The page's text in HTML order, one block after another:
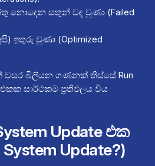
නොදෙන සතුන් වඳ වුණා (Failed
ඉතුරු වුණා (Optimized
බිලියන ගණනක් තිස්සේ Run
සාර්ථකම ප්‍රතිඵලය විය
Update එක
System Update?)